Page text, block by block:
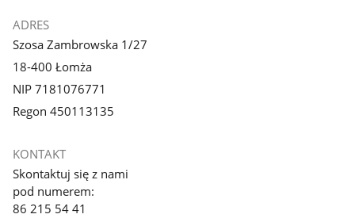
ADRES
Szosa Zambrowska 1/27
18-400 Łomża
NIP 7181076771
Regon 450113135
KONTAKT
Skontaktuj się z nami
pod numerem:
86 215 54 41